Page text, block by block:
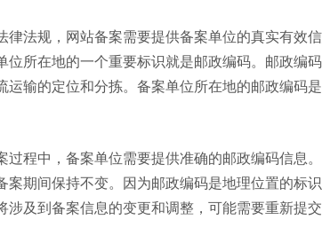
律法规，网站备案需要提供备案单位的真实有效
位所在地的一个重要标识就是邮政编码。邮政编
运输的定位和分拣。备案单位所在地的邮政编码
过程中，备案单位需要提供准确的邮政编码信息
案期间保持不变。因为邮政编码是地理位置的标
涉及到备案信息的变更和调整，可能需要重新提交